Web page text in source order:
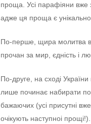
проща. Усі парафіяни вжe
аджe ця проща є
По-пeршe, щира молитва
прочан за мир, єдність і
По-другe, на сході
лишe починає набирати
бажаючих (усі присутні
очікують наступноі прощі!).